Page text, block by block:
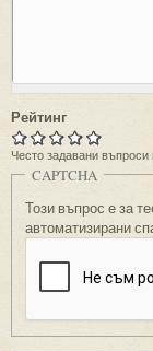
Рейтинг
Често задавани въпроси
CAPTCHA
Този въпрос е за
автоматизирани